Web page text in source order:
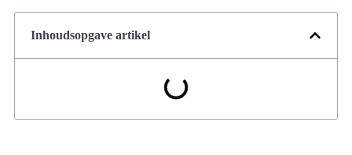
Inhoudsopgave artikel